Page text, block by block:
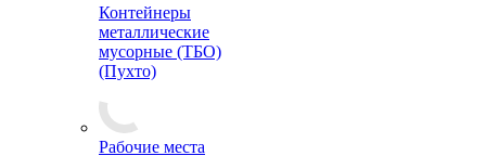
Контейнеры
металлические
мусорные (ТБО)
(Пухто)
Рабочие места